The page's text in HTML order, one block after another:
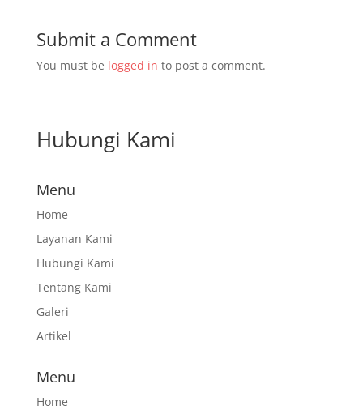
Submit a Comment
You must be logged in to post a comment.
Hubungi Kami
Menu
Home
Layanan Kami
Hubungi Kami
Tentang Kami
Galeri
Artikel
Menu
Home